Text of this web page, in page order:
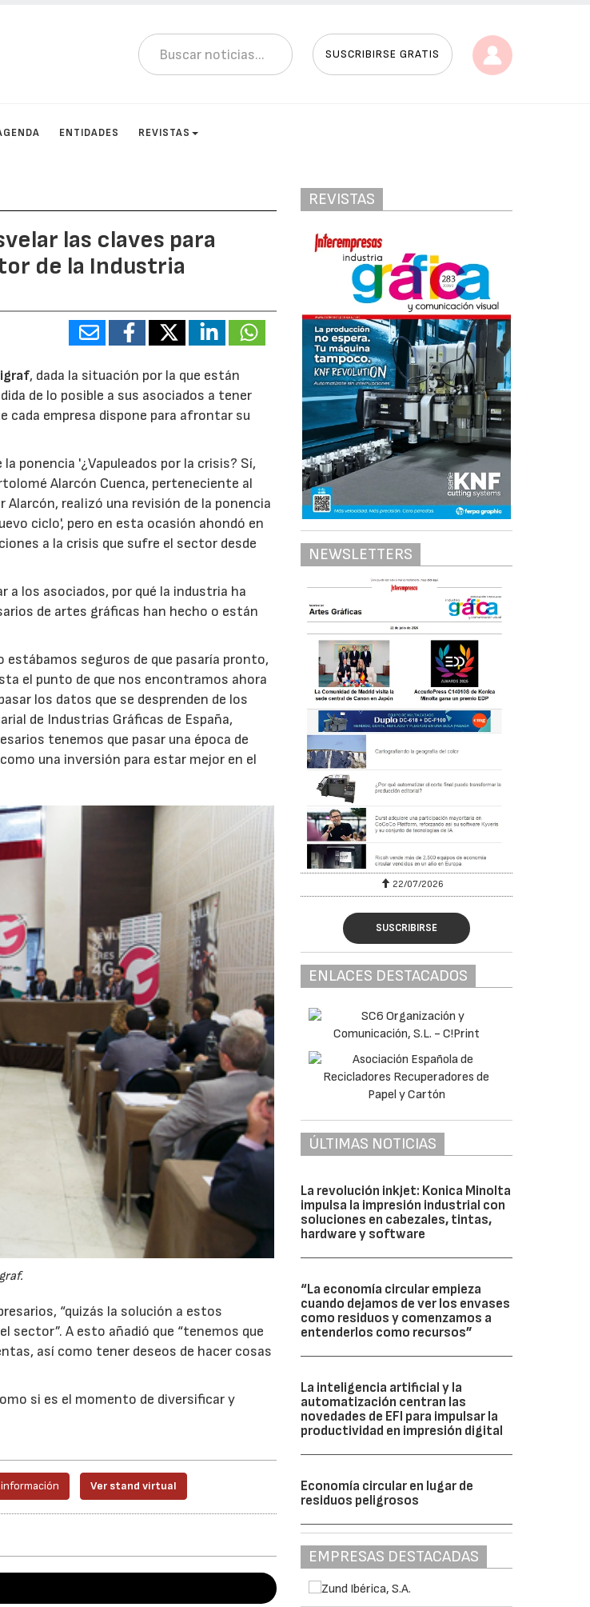
SUSCRIBIRSE GRATIS
ENTIDADES REVISTAS
las claves para
de la Industria
, dada la situación por la que están
de lo posible a sus asociados a tener
cada empresa dispone para afrontar su
ponencia '¿Vapuleados por la crisis? Sí,
Alarcón Cuenca, perteneciente al
realizó una revisión de la ponencia
ciclo', pero en esta ocasión ahondó en
a la crisis que sufre el sector desde
los asociados, por qué la industria ha
de artes gráficas han hecho o están
estábamos seguros de que pasaría pronto,
el punto de que nos encontramos ahora
los datos que se desprenden de los
de Industrias Gráficas de España,
tenemos que pasar una época de
una inversión para estar mejor en el
“quizás la solución a estos
sector”. A esto añadió que “tenemos que
así como tener deseos de hacer cosas
si es el momento de diversificar y
Ver stand virtual
REVISTAS
NEWSLETTERS
29/07/2026 22/07/2026
SUSCRIBIRSE
ENLACES DESTACADOS
ÚLTIMAS NOTICIAS
La revolución inkjet: Konica Minolta
impulsa la impresión industrial con
soluciones en cabezales, tintas,
hardware y software
“La economía circular empieza
cuando dejamos de ver los envases
como residuos y comenzamos a
entenderlos como recursos”
La inteligencia artificial y la
automatización centran las
novedades de EFI para impulsar la
productividad en impresión digital
Economía circular en lugar de
residuos peligrosos
EMPRESAS DESTACADAS